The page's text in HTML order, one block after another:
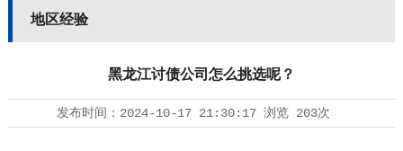
地区经验
黑龙江讨债公司怎么挑选呢？
发布时间： 2024-10-17 21:30:17浏览 203次